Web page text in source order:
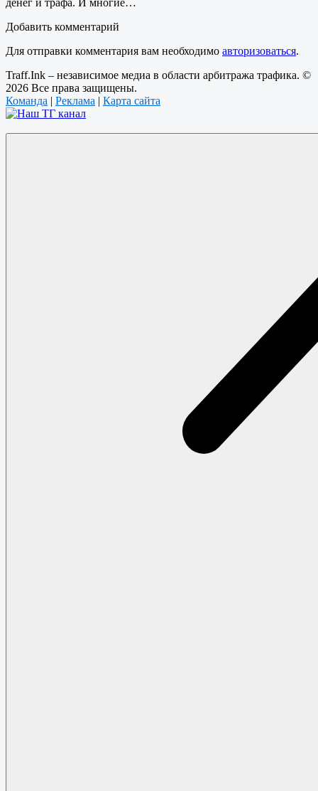
Добавить комментарий
Для отправки комментария вам необходимо авторизоваться.
Traff.Ink – независимое медиа в области арбитража трафика. ©
2026 Все права защищены.
Команда | Реклама | Карта сайта